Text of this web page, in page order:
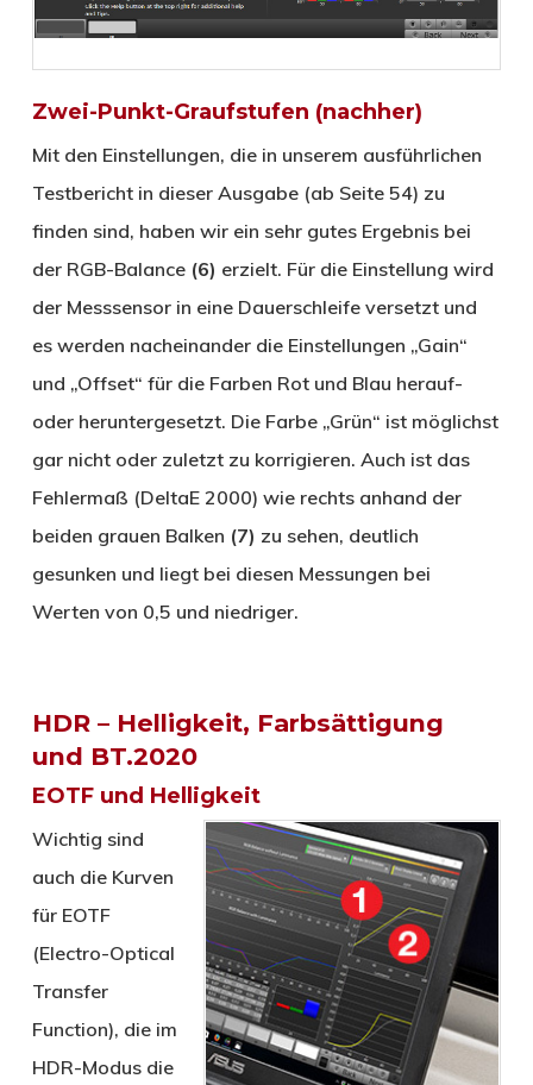
Zwei-Punkt-Graufstufen (nachher)
Mit den Einstellungen, die in unserem ausführlichen
Testbericht in dieser Ausgabe (ab Seite 54) zu
finden sind, haben wir ein sehr gutes Ergebnis bei
der RGB-Balance (6) erzielt. Für die Einstellung wird
der Messsensor in eine Dauerschleife versetzt und
es werden nacheinander die Einstellungen „Gain“
und „Offset“ für die Farben Rot und Blau herauf-
oder heruntergesetzt. Die Farbe „Grün“ ist möglichst
gar nicht oder zuletzt zu korrigieren. Auch ist das
Fehlermaß (DeltaE 2000) wie rechts anhand der
beiden grauen Balken (7) zu sehen, deutlich
gesunken und liegt bei diesen Messungen bei
Werten von 0,5 und niedriger.
HDR – Helligkeit, Farbsättigung
und BT.2020
EOTF und Helligkeit
Wichtig sind
auch die Kurven
für EOTF
(Electro-Optical
Transfer
Function), die im
HDR-Modus die